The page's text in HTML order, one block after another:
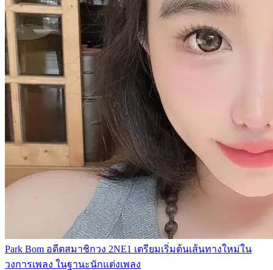
Park Bom อดีตสมาชิกวง 2NE1 เตรียมเริ่มต้นเส้นทางใหม่ใน
วงการเพลง ในฐานะนักแต่งเพลง